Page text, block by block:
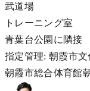
武道場
トレーニング室
青葉台公園に隣接
指定管理: 朝霞市
朝霞市総合体育館